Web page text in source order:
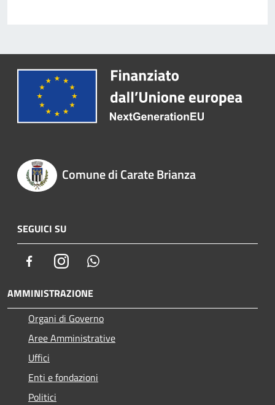
Comune di Carate Brianza
SEGUICI SU
FacebookInstagram
AMMINISTRAZIONE
Organi di Governo
Aree Amministrative
Uffici
Enti e fondazioni
Politici